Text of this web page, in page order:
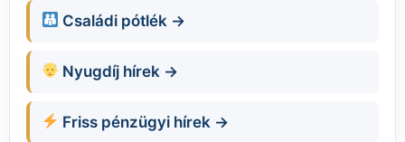
Családi pótlék →
Nyugdíj hírek →
Friss pénzügyi hírek →